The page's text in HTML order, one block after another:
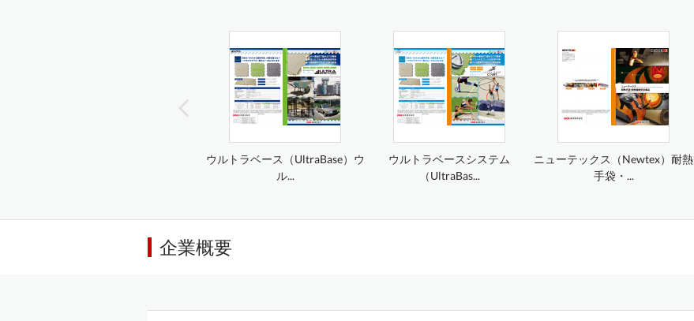
ウルトラベース（UltraBase）ウ
ル...
ウルトラベースシステム
（UltraBas...
ニューテックス（Newtex）耐熱
手袋・...
企業概要